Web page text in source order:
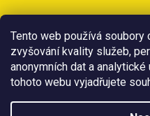
Tento web používá
zvyšování kvality služeb,
anonymních dat a
tohoto webu vyjadřujete